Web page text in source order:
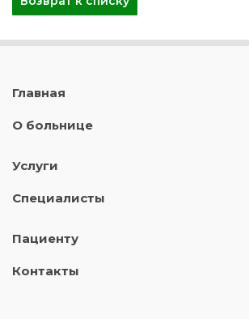
Главная
О больнице
Услуги
Специалисты
Пациенту
Контакты